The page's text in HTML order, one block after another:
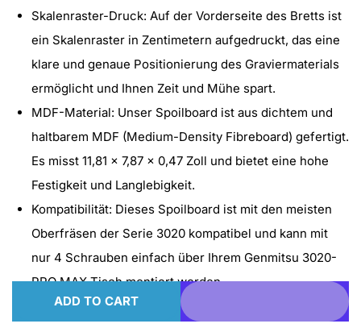
ADD TO CART
Skalenraster-Druck: Auf der Vorderseite des Bretts ist
ein Skalenraster in Zentimetern aufgedruckt, das eine
klare und genaue Positionierung des Graviermaterials
ermöglicht und Ihnen Zeit und Mühe spart.
MDF-Material: Unser Spoilboard ist aus dichtem und
haltbarem MDF (Medium-Density Fibreboard) gefertigt.
Es misst 11,81 x 7,87 x 0,47 Zoll und bietet eine hohe
Festigkeit und Langlebigkeit.
Kompatibilität: Dieses Spoilboard ist mit den meisten
Oberfräsen der Serie 3020 kompatibel und kann mit
nur 4 Schrauben einfach über Ihrem Genmitsu 3020-
PRO MAX Tisch montiert werden.